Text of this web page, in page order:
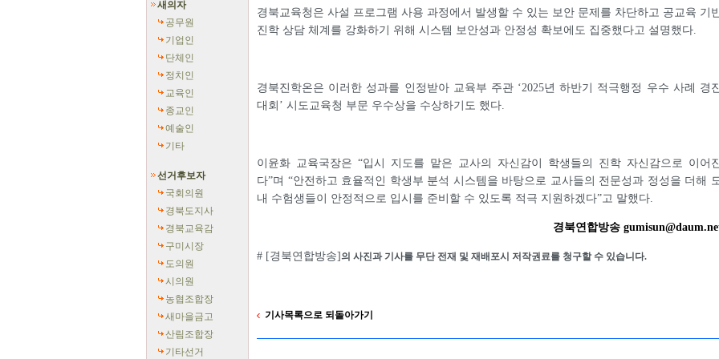
새의자
공무원
기업인
단체인
정치인
교육인
종교인
예술인
기타
선거후보자
국회의원
경북도지사
경북교육감
구미시장
도의원
시의원
농협조합장
새마을금고
산림조합장
기타선거
경북교육청은 사설 프로그램 사용 과정에서 발생할 수 있는 보안 문제를 차단하고 공교육 기
진학 상담 체계를 강화하기 위해 시스템 보안성과 안정성 확보에도 집중했다고 설명했다.
경북진학온은 이러한 성과를 인정받아 교육부 주관 ‘2025년 하반기 적극행정 우수 사례 경
대회’ 시도교육청 부문 우수상을 수상하기도 했다.
이윤화 교육국장은 “입시 지도를 맡은 교사의 자신감이 학생들의 진학 자신감으로 이어
다”며 “안전하고 효율적인 학생부 분석 시스템을 바탕으로 교사들의 전문성과 정성을 더해
내 수험생들이 안정적으로 입시를 준비할 수 있도록 적극 지원하겠다”고 말했다.
경북연합방송
# [경북연합방송]의 사진과 기사를 무단 전재 및 재배포시 저작권료를 청구할 수 있습니다.
기사목록으로 되돌아가기